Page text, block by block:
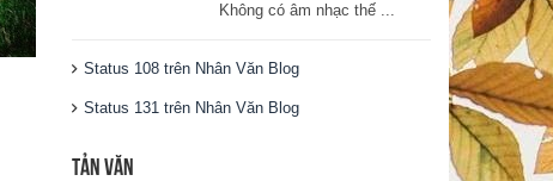
Không có âm nhạc thế ...
Status 108 trên Nhân Văn Blog
Status 131 trên Nhân Văn Blog
TẢN VĂN